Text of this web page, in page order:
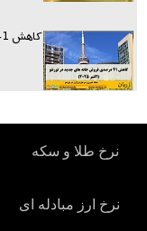
کاهش 41 درصدی فروش خانه در تورنتو
نرخ طلا و سکه
نرخ ارز مبادله ای